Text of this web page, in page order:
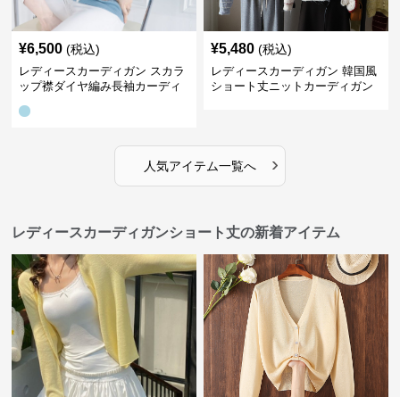
¥6,500 (税込)
レディースカーディガン スカラ
ップ襟ダイヤ編み長袖カーディ
¥5,480 (税込)
レディースカーディガン 韓国風
ショート丈ニットカーディガン
人気アイテム一覧へ ›
レディースカーディガンショート丈の新着アイテム